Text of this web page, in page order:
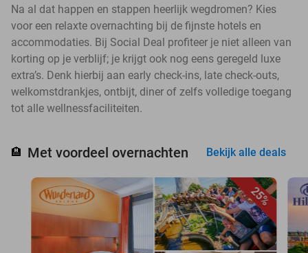
Na al dat happen en stappen heerlijk wegdromen? Kies
voor een relaxte overnachting bij de fijnste hotels en
accommodaties. Bij Social Deal profiteer je niet alleen van
korting op je verblijf; je krijgt ook nog eens geregeld luxe
extra’s. Denk hierbij aan early check-ins, late check-outs,
welkomstdrankjes, ontbijt, diner of zelfs volledige toegang
tot alle wellnessfaciliteiten.
🏨 Met voordeel overnachten Bekijk alle deals
25%